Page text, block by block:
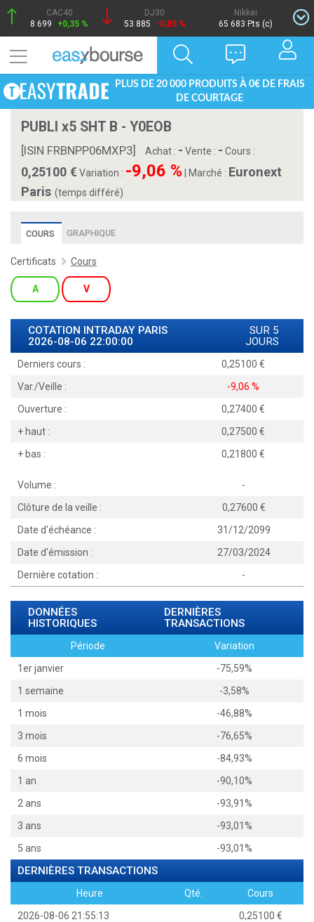
CAC40
8 699
+0,35 %
DJ30
53 885
-0,85 %
Nikkei
65 683 Pts (c)
PLUS DE 20 000 PRODUITS À 0€ DE FRAIS
DE COURTAGE
PUBLI x5 SHT B - Y0EOB
[ISIN FRBNPP06MXP3] Achat : - Vente : - Cours :
0,25100Variation : -9,06 % Marché : Euronext
Paris (temps différé)
COURS GRAPHIQUE
Certificats Cours
A V
COTATION INTRADAY PARIS
2026-08-06 22:00:00
SUR 5
JOURS
Derniers cours :
0,25100
Var./Veille :
-9,06 %
Ouverture :
0,27400
+ haut :
0,27500
+ bas :
0,21800
Volume :
-
Clôture de la veille :
0,27600
Date d'échéance :
31/12/2099
Date d'émission :
27/03/2024
Dernière cotation :
-
DONNÉES
HISTORIQUES
DERNIÈRES
TRANSACTIONS
Période
Variation
1er janvier
-75,59%
1 semaine
-3,58%
1 mois
-46,88%
3 mois
-76,65%
6 mois
-84,93%
1 an
-90,10%
2 ans
-93,91%
3 ans
-93,01%
5 ans
-93,01%
DERNIÈRES TRANSACTIONS
Heure Qté.
Cours
2026-08-06 21:55:13
0,25100